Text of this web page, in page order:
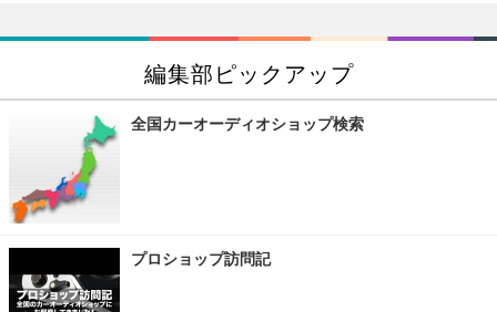
編集部ピックアップ
全国カーオーディオショップ検索
プロショップ訪問記